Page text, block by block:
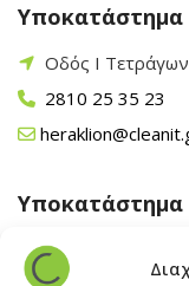
Υποκατάστημα
Οδός Ι
2810 25 35 23
Άγιος Βλάσης